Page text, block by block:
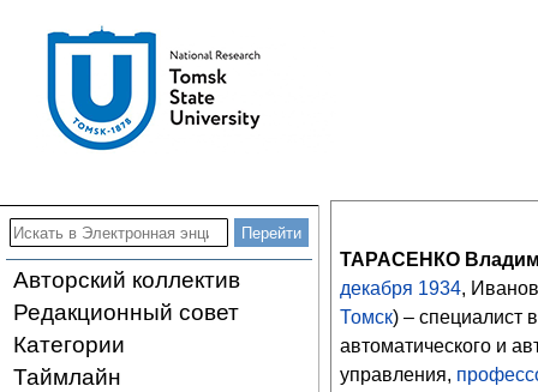
Авторский коллектив
Редакционный совет
Категории
Таймлайн
ТАРАСЕНКО
декабря 1934,
Томск) – специалист
автоматического и
управления,